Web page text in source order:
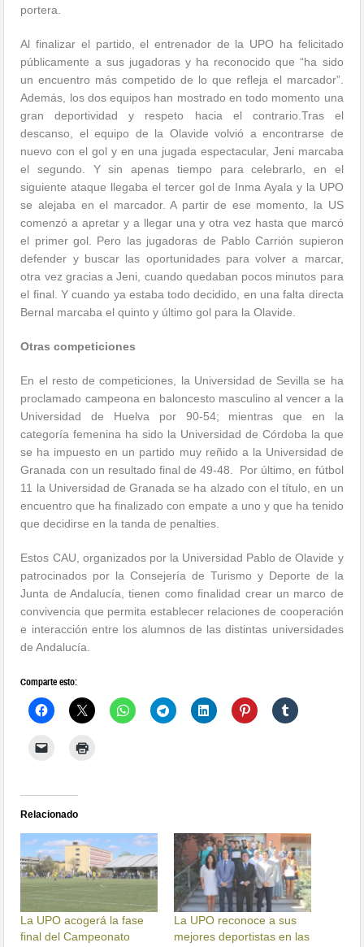
portera.
Al finalizar el partido, el entrenador de la UPO ha felicitado
públicamente a sus jugadoras y ha reconocido que “ha sido
un encuentro más competido de lo que refleja el marcador”.
Además, los dos equipos han mostrado en todo momento una
gran deportividad y respeto hacia el contrario.Tras el
descanso, el equipo de la Olavide volvió a encontrarse de
nuevo con el gol y en una jugada espectacular, Jeni marcaba
el segundo. Y sin apenas tiempo para celebrarlo, en el
siguiente ataque llegaba el tercer gol de Inma Ayala y la UPO
se alejaba en el marcador. A partir de ese momento, la US
comenzó a apretar y a llegar una y otra vez hasta que marcó
el primer gol. Pero las jugadoras de Pablo Carrión supieron
defender y buscar las oportunidades para volver a marcar,
otra vez gracias a Jeni, cuando quedaban pocos minutos para
el final. Y cuando ya estaba todo decidido, en una falta directa
Bernal marcaba el quinto y último gol para la Olavide.
Otras competiciones
En el resto de competiciones, la Universidad de Sevilla se ha
proclamado campeona en baloncesto masculino al vencer a la
Universidad de Huelva por 90-54; mientras que en la
categoría femenina ha sido la Universidad de Córdoba la que
se ha impuesto en un partido muy reñido a la Universidad de
Granada con un resultado final de 49-48. Por último, en fútbol
11 la Universidad de Granada se ha alzado con el título, en un
encuentro que ha finalizado con empate a uno y que ha tenido
que decidirse en la tanda de penalties.
Estos CAU, organizados por la Universidad Pablo de Olavide y
patrocinados por la Consejería de Turismo y Deporte de la
Junta de Andalucía, tienen como finalidad crear un marco de
convivencia que permita establecer relaciones de cooperación
e interacción entre los alumnos de las distintas universidades
de Andalucía.
Comparte esto:
Relacionado
La UPO acogerá la fase
final del Campeonato
La UPO reconoce a sus
mejores deportistas en las